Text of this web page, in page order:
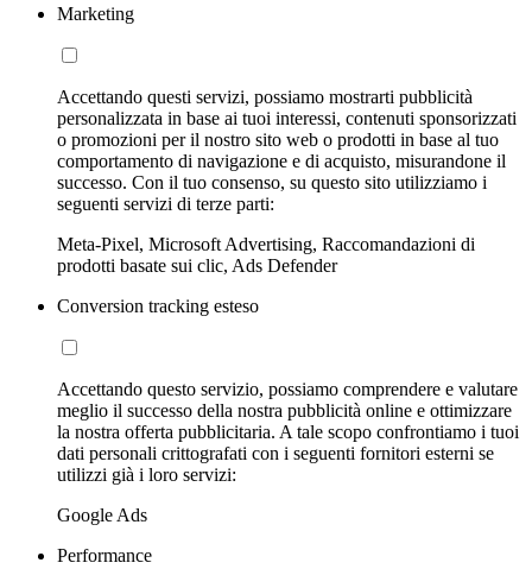
Marketing
Accettando questi servizi, possiamo mostrarti pubblicità
personalizzata in base ai tuoi interessi, contenuti sponsorizzati
o promozioni per il nostro sito web o prodotti in base al tuo
comportamento di navigazione e di acquisto, misurandone il
successo. Con il tuo consenso, su questo sito utilizziamo i
seguenti servizi di terze parti:
Meta-Pixel, Microsoft Advertising, Raccomandazioni di
prodotti basate sui clic, Ads Defender
Conversion tracking esteso
Accettando questo servizio, possiamo comprendere e valutare
meglio il successo della nostra pubblicità online e ottimizzare
la nostra offerta pubblicitaria. A tale scopo confrontiamo i tuoi
dati personali crittografati con i seguenti fornitori esterni se
utilizzi già i loro servizi:
Google Ads
Performance